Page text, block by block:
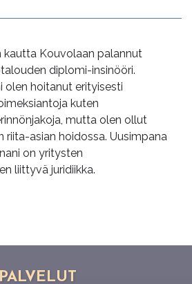
kautta Kouvolaan palannut
diplomi-insinööri.
olen hoitanut erityisesti
kuten
mutta olen ollut
riita-asian hoidossa. Uusimpana
on yritysten
liittyvä juridiikka.
PAL­VE­LUT